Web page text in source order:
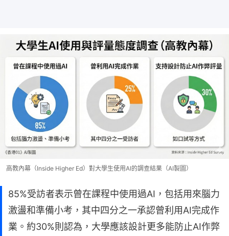
高教內幕（Inside Higher Ed）對大學生使用AI的調查結果（AI製圖）
85%受訪者表示曾在課程中使用過AI，包括用來腦力
激盪和準備小考，其中四分之一承認曾利用AI完成作
業。約30%則認為，大學應該設計更多能防止AI作弊